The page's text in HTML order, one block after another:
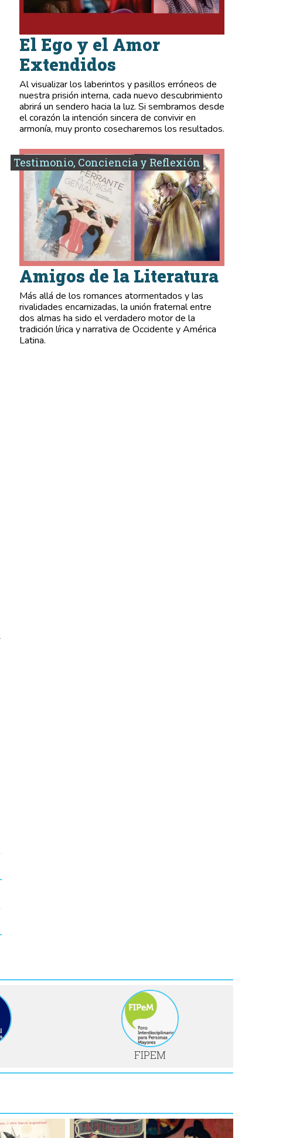
El Ego y el Amor
Extendidos
Al visualizar los laberintos y pasillos erróneos de
nuestra prisión interna, cada nuevo descubrimiento
abrirá un sendero hacia la luz. Si sembramos desde
el corazón la intención sincera de convivir en
armonía, muy pronto cosecharemos los resultados.
Testimonio, Conciencia y Reflexión
Amigos de la Literatura
Más allá de los romances atormentados y las
rivalidades encarnizadas, la unión fraternal entre
dos almas ha sido el verdadero motor de la
tradición lírica y narrativa de Occidente y América
Latina.
FIPEM